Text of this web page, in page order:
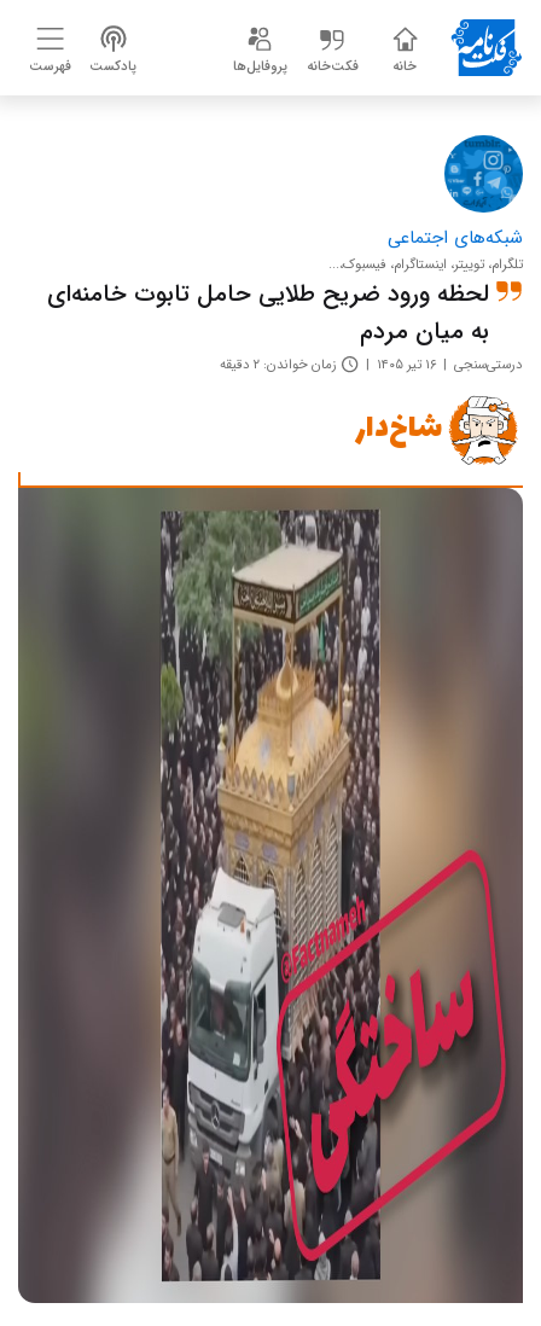
خانه فکت‌خانه پروفایل‌ها پادکست فهرست
شبکه‌های اجتماعی
تلگرام، توییتر، اینستاگرام، فیسبوک،...
لحظه ورود ضریح طلایی حامل تابوت خامنه‌ای
به میان مردم
درستی‌سنجی ۱۶ تیر ۱۴۰۵ زمان خواندن: ۲ دقیقه
شاخ‌دار